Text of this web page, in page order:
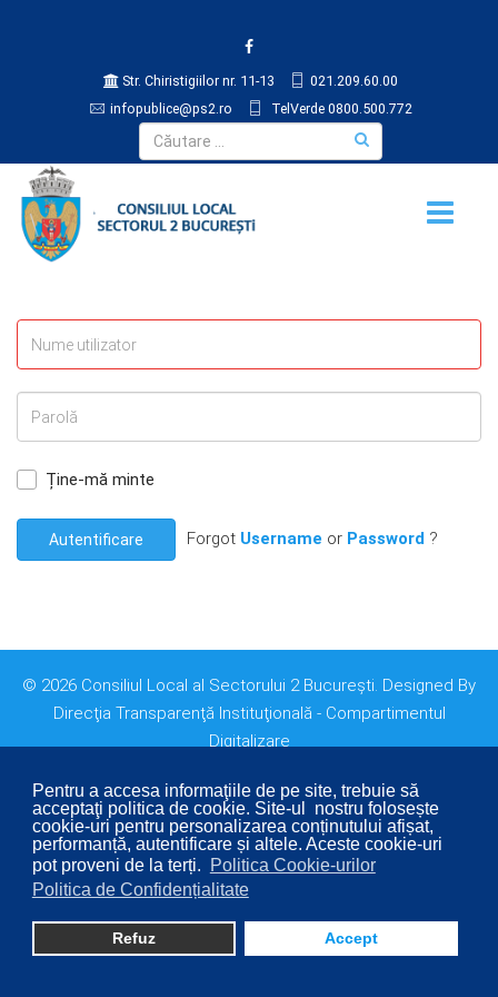
Pentru a accesa informaţiile de pe site, trebuie să
acceptaţi politica de cookie. Site-ul nostru folosește
cookie-uri pentru personalizarea conținutului afișat,
performanță, autentificare și altele. Aceste cookie-uri
pot proveni de la terți.
Politica Cookie-urilor
Politica de Confidențialitate
Refuz Accept
Str. Chiristigiilor nr. 11-13
021.209.60.00
infopublice@ps2.ro
TelVerde 0800.500.772
Ține-mă minte
Autentificare Forgot Username or Password ?
© 2026 Consiliul Local al Sectorului 2 București. Designed By
Direcţia Transparenţă Instituţională - Compartimentul
Digitalizare